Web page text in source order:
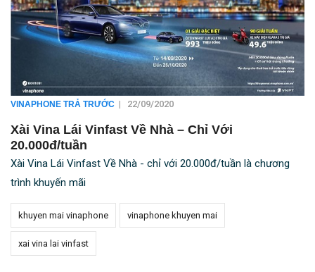
VINAPHONE TRẢ TRƯỚC | 22/09/2020
Xài Vina Lái Vinfast Về Nhà – Chỉ Với
20.000đ/tuần
Xài Vina Lái Vinfast Về Nhà - chỉ với 20.000đ/tuần là chương
trình khuyến mãi
khuyen mai vinaphone vinaphone khuyen mai
xai vina lai vinfast